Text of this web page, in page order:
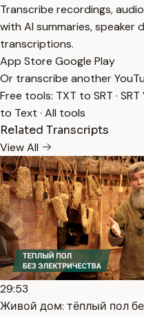
Transcribe recordings,
with AI summaries, speaker
transcriptions.
App Store Google Play
Or transcribe another
Free tools: TXT to SRT ·
to Text · All tools
Related Transcripts
View All
29:53
Живой дом: тёплый пол